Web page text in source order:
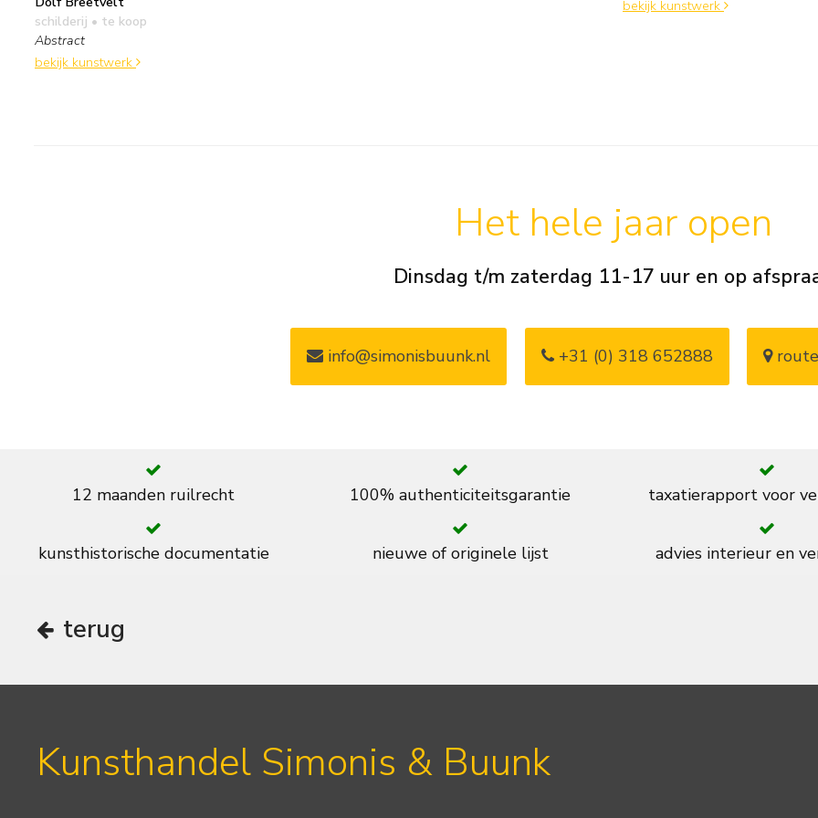
schilderij • te koop
Abstract
bekijk kunstwerk
bekijk kunstwerk
Het hele jaar open
Dinsdag t/m zaterdag 11-17 uur en op
info@simonisbuunk.nl +31 (0) 318 652888
12 maanden ruilrecht 100% authenticiteitsgarantie taxatierapport voor
kunsthistorische documentatie nieuwe of originele lijst advies interieur en
terug
Kunsthandel Simonis & Buunk